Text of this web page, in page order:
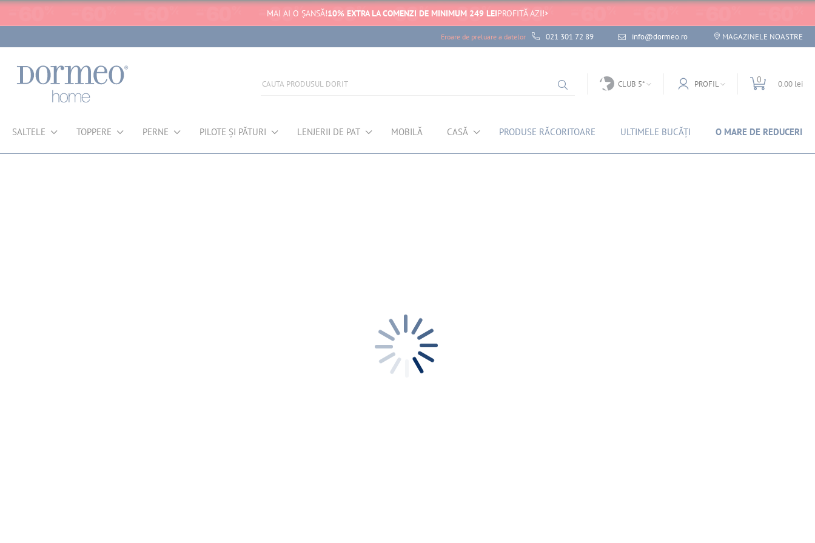
MAI AI O ȘANSĂ!10% EXTRA LA COMENZI DE MINIMUM 249 LEIPROFITĂ AZI!
Eroare de preluare a datelor 021 301 72 89 info@dormeo.ro MAGAZINELE NOASTRE
CLUB 5* PROFIL 0 0.00 lei
SALTELE TOPPERE PERNE PILOTE ȘI PĂTURI LENJERII DE PAT MOBILĂ CASĂ PRODUSE RĂCORITOARE ULTIMELE BUCĂȚI O MARE DE REDUCERI